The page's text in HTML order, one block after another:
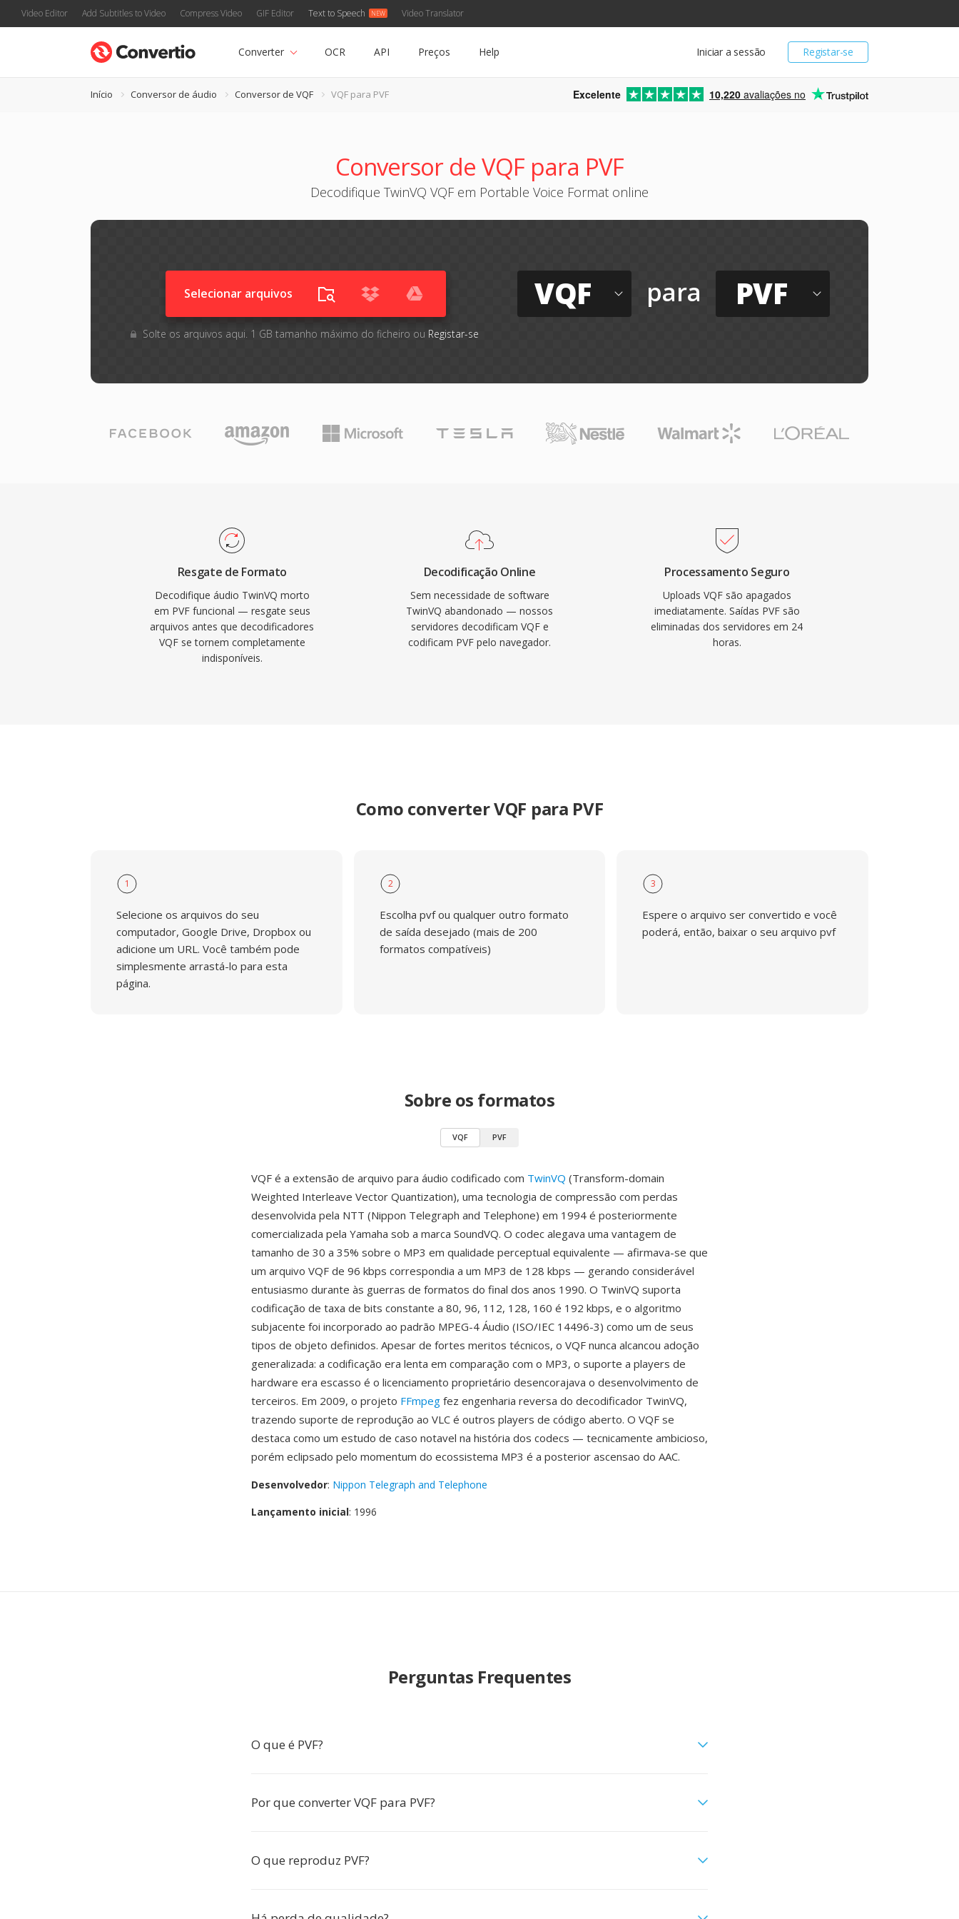
Video Editor Add Subtitles to Video Compress Video GIF Editor Text to Speech Video Translator
Registar-se
Iniciar a sessão
Converter OCR API Preços Help
Início Conversor de áudio Conversor de VQF VQF para PVF Excelente 10,220 avaliações no
Conversor de VQF para PVF
Decodifique TwinVQ VQF em Portable Voice Format online
Selecionar arquivos
Solte os arquivos aqui. 1 GB tamanho máximo do ficheiro ou Registar-se
VQF para PVF
Resgate de Formato
Decodifique áudio TwinVQ morto
em PVF funcional — resgate seus
arquivos antes que decodificadores
VQF se tornem completamente
indisponíveis.
Decodificação Online
Sem necessidade de software
TwinVQ abandonado — nossos
servidores decodificam VQF e
codificam PVF pelo navegador.
Processamento Seguro
Uploads VQF são apagados
imediatamente. Saídas PVF são
eliminadas dos servidores em 24
horas.
Como converter VQF para PVF
1
Selecione os arquivos do seu
computador, Google Drive, Dropbox ou
adicione um URL. Você também pode
simplesmente arrastá-lo para esta
página.
2
Escolha pvf ou qualquer outro formato
de saída desejado (mais de 200
formatos compatíveis)
3
Espere o arquivo ser convertido e você
poderá, então, baixar o seu arquivo pvf
Sobre os formatos
VQF PVF
VQF é a extensão de arquivo para áudio codificado com TwinVQ (Transform-domain
Weighted Interleave Vector Quantization), uma tecnologia de compressão com perdas
desenvolvida pela NTT (Nippon Telegraph and Telephone) em 1994 é posteriormente
comercializada pela Yamaha sob a marca SoundVQ. O codec alegava uma vantagem de
tamanho de 30 a 35% sobre o MP3 em qualidade perceptual equivalente — afirmava-se que
um arquivo VQF de 96 kbps correspondia a um MP3 de 128 kbps — gerando considerável
entusiasmo durante às guerras de formatos do final dos anos 1990. O TwinVQ suporta
codificação de taxa de bits constante a 80, 96, 112, 128, 160 é 192 kbps, e o algoritmo
subjacente foi incorporado ao padrão MPEG-4 Áudio (ISO/IEC 14496-3) como um de seus
tipos de objeto definidos. Apesar de fortes meritos técnicos, o VQF nunca alcancou adoção
generalizada: a codificação era lenta em comparação com o MP3, o suporte a players de
hardware era escasso é o licenciamento proprietário desencorajava o desenvolvimento de
terceiros. Em 2009, o projeto FFmpeg fez engenharia reversa do decodificador TwinVQ,
trazendo suporte de reprodução ao VLC é outros players de código aberto. O VQF se
destaca como um estudo de caso notavel na história dos codecs — tecnicamente ambicioso,
porém eclipsado pelo momentum do ecossistema MP3 é a posterior ascensao do AAC.
Desenvolvedor: Nippon Telegraph and Telephone
Lançamento inicial: 1996
Perguntas Frequentes
O que é PVF?
Por que converter VQF para PVF?
O que reproduz PVF?